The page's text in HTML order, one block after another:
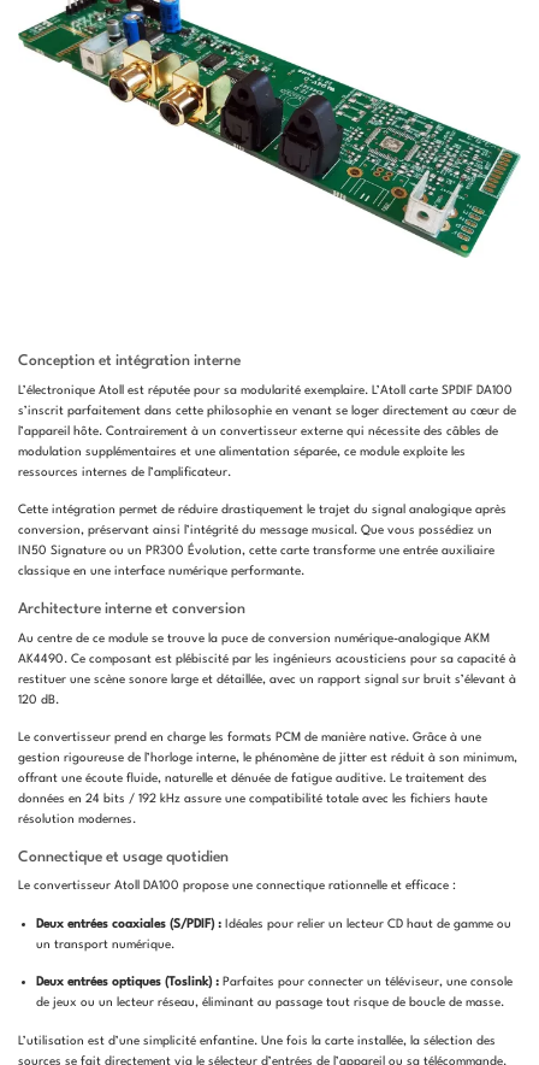
Conception et intégration interne
L’électronique Atoll est réputée pour sa modularité exemplaire. L’Atoll carte SPDIF DA100
s’inscrit parfaitement dans cette philosophie en venant se loger directement au cœur de
l’appareil hôte. Contrairement à un convertisseur externe qui nécessite des câbles de
modulation supplémentaires et une alimentation séparée, ce module exploite les
ressources internes de l’amplificateur.
Cette intégration permet de réduire drastiquement le trajet du signal analogique après
conversion, préservant ainsi l’intégrité du message musical. Que vous possédiez un
IN50 Signature ou un PR300 Évolution, cette carte transforme une entrée auxiliaire
classique en une interface numérique performante.
Architecture interne et conversion
Au centre de ce module se trouve la puce de conversion numérique-analogique AKM
AK4490. Ce composant est plébiscité par les ingénieurs acousticiens pour sa capacité à
restituer une scène sonore large et détaillée, avec un rapport signal sur bruit s’élevant à
120 dB.
Le convertisseur prend en charge les formats PCM de manière native. Grâce à une
gestion rigoureuse de l’horloge interne, le phénomène de jitter est réduit à son minimum,
offrant une écoute fluide, naturelle et dénuée de fatigue auditive. Le traitement des
données en 24 bits / 192 kHz assure une compatibilité totale avec les fichiers haute
résolution modernes.
Connectique et usage quotidien
Le convertisseur Atoll DA100 propose une connectique rationnelle et efficace :
Deux entrées coaxiales (S/PDIF) :Idéales pour relier un lecteur CD haut de gamme ou
un transport numérique.
Deux entrées optiques (Toslink) :Parfaites pour connecter un téléviseur, une console
de jeux ou un lecteur réseau, éliminant au passage tout risque de boucle de masse.
L’utilisation est d’une simplicité enfantine. Une fois la carte installée, la sélection des
sources se fait directement via le sélecteur d’entrées de l’appareil ou sa télécommande.